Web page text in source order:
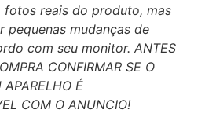
fotos reais do produto, mas
pequenas mudanças de
com seu monitor. ANTES
CONFIRMAR SE O
É
COM O ANUNCIO!